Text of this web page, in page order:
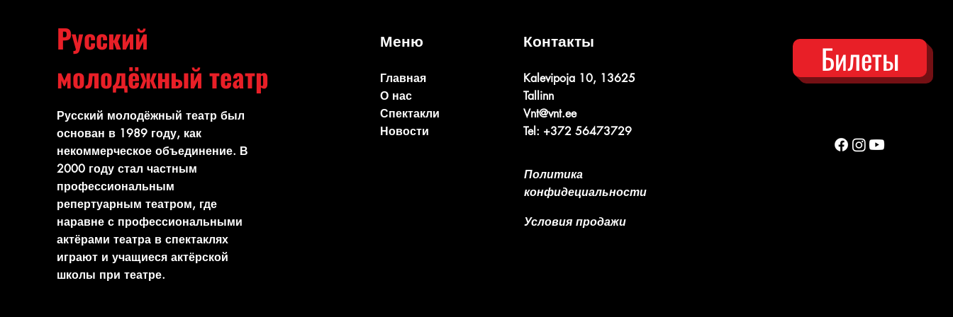
Русский
молодёжный театр
Русский молодёжный театр был
основан в 1989 году, как
некоммерческое объединение. В
2000 году стал частным
профессиональным
репертуарным театром, где
наравне с профессиональными
актёрами театра в спектаклях
играют и учащиеся актёрской
школы при театре.
Меню
Главная
О нас
Спектакли
Новости
Контакты
Kalevipoja 10, 13625
Tallinn
Vnt@vnt.ee
Tel: +372 56473729
Политика
конфидециальности
Условия продажи
Билеты